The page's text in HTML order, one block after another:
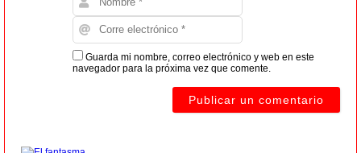
Guarda mi nombre, correo electrónico y web en este
navegador para la próxima vez que comente.